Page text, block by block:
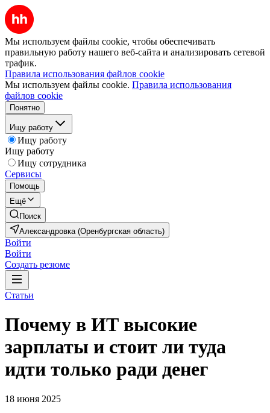
Мы используем файлы cookie, чтобы обеспечивать
правильную работу нашего веб-сайта и анализировать сетевой
трафик.
Правила использования файлов cookie
Мы используем файлы cookie. Правила использования
файлов cookie
Понятно
Ищу работу
Ищу работу
Ищу работу
Ищу сотрудника
Сервисы
Помощь
Ещё
Поиск
Александровка (Оренбургская область)
Войти
Войти
Создать резюме
Статьи
Почему в ИТ высокие
зарплаты и стоит ли туда
идти только ради денег
18 июня 2025